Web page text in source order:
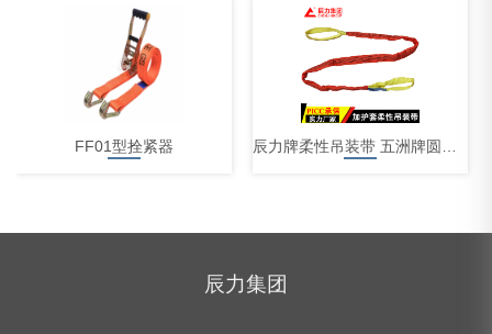
FF01型拴紧器
辰力集团